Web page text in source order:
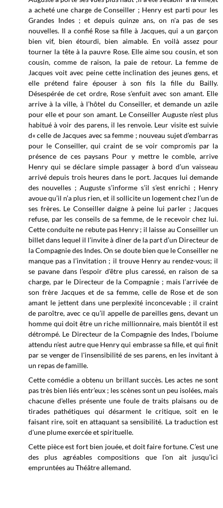
a acheté une charge de Conseiller ; Henry est parti pour les
Grandes Indes ; et depuis quinze ans, on n'a pas de ses
nouvelles. Il a confié Rose sa fille à Jacques, qui a un garçon
bien vif, bien étourdi, bien aimable. En voilà assez pour
tourner la tête à la pauvre Rose. Elle aime sou cousin, et son
cousin, comme de raison, la paie de retour. La femme de
Jacques voit avec peine cette inclination des jeunes gens, et
elle prétend faire épouser à son fils la fille du Bailly.
Désespérée de cet ordre, Rose s’enfuit avec son amant. Elle
arrive à la ville, à l’hôtel du Conseiller, et demande un azile
pour elle et pour son amant. Le Conseiller Auguste n’est plus
habitué à voir des parens, il les renvoie. Leur visite est suivie
d« celle de Jacques avec sa femme ; nouveau sujet d’embarras
pour le Conseiller, qui craint de se voir compromis par la
présence de ces paysans Pour y mettre le comble, arrive
Henry qui se déclare simple passager à bord d’un vaisseau
arrivé depuis trois heures dans le port. Jacques lui demande
des nouvelles ; Auguste s’informe s’il s’est enrichi ; Henry
avoue qu’il n’a plus rien, et il sollicite un logement chez l’un de
ses frères. Le Conseiller daigne à peine lui parler ; Jacques
refuse, par les conseils de sa femme, de le recevoir chez lui.
Cette conduite ne rebute pas Henry ; il laisse au Conseiller un
billet dans lequel il l’invite à dîner de la part d’un Directeur de
la Compagnie des Indes. On se doute bien que le Conseiller ne
manque pas a l’invitation ; il trouve Henry au rendez-vous; il
se pavane dans l’espoir d'être plus caressé, en raison de sa
charge, par le Directeur de la Compagnie ; mais l’arrivée de
son frère Jacques et de sa femme, celle de Rose et de son
amant le jettent dans une perplexité inconcevable ; il craint
de paroître, avec ce qu’il appelle de pareilles gens, devant un
homme qui doit être un riche millionnaire, mais bientôt il est
détrompé. Le Directeur de la Compagnie des Indes, l’boiume
attendu n’est autre que Henry qui embrasse sa fille, et qui finit
par se venger de l'insensibilité de ses parens, en les invitant à
un repas de famille.
Cette comédie a obtenu un brillant succès. Les actes ne sont
pas très bien liés entr’eux ; les scènes sont un peu isolées, mais
chacune d'elles présente une foule de traits plaisans ou de
tirades pathétiques qui désarment le critique, soit en le
faisant rire, soit en attaquant sa sensibilité. La traduction est
d'une plume exercée et spirituelle.
Cette pièce est fort bien jouée, et doit faire fortune. C’est une
des plus agréables compositions que l’on ait jusqu’ici
empruntées au Théâtre allemand.